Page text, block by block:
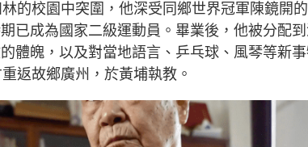
的校園中突圍，他深受同鄉世界冠軍陳鏡開
已成為國家二級運動員。畢業後，他被分配
體魄，以及對當地語言、乒乓球、風琴等新
返故鄉廣州，於黃埔執教。